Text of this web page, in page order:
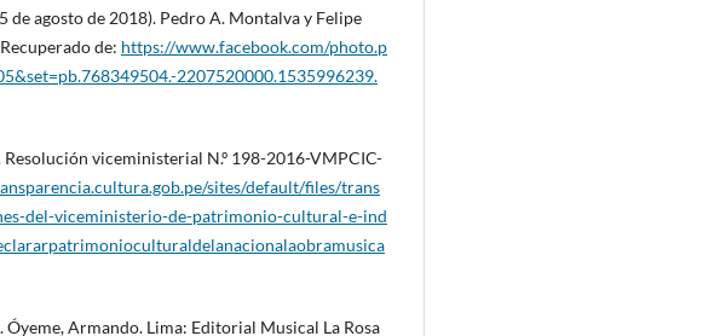
de agosto de 2018). Pedro A. Montalva y Felipe
de: https://www.facebook.com/photo.p
2207520000.1535996239.
viceministerial N.º 198-2016-VMPCIC-
sites/default/files/trans
del-viceministerio-de-patrimonio-cultural-e-ind
Óyeme, Armando. Lima: Editorial Musical La Rosa